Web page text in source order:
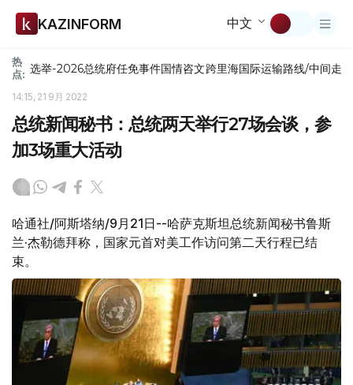
KAZINFORM 中文
热
点: 选举-2026总统府任免事件国情咨文跨里海国际运输路线/中间走廊
14:15, 21 9月 2022
总统新闻秘书：总统两天举行27场会谈，参
加3场重大活动
哈通社/阿斯塔纳/9月21日--哈萨克斯坦总统新闻秘书鲁斯
兰·杰勒德拜称，国家元首对美工作访问第二天行程已结
束。